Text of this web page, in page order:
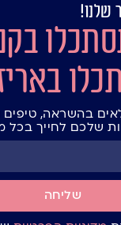
שלנו!
בהשראה, טיפים
שלכם לחייך בכל
שליחה